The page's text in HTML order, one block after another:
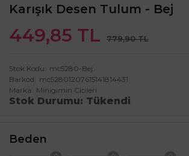
Karışık Desen Tulum - Bej
449,85 TL 779,90 TL
Stok Kodu
mc5280-Bej
Barkod
mc52801207615141814431
Marka
Minigimin Cicileri
Stok Durumu Tükendi
Beden